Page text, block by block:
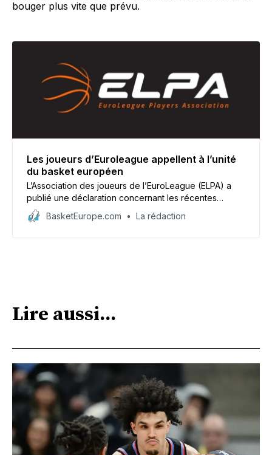
bouger plus vite que prévu.
Les joueurs d’Euroleague appellent à l’unité
du basket européen
L’Association des joueurs de l’EuroLeague (ELPA) a
publié une déclaration concernant les récentes
annonces concernant les projets de la NBA et de la
FIBA ​​en Europe.
BasketEurope.com La rédaction
Lire aussi...